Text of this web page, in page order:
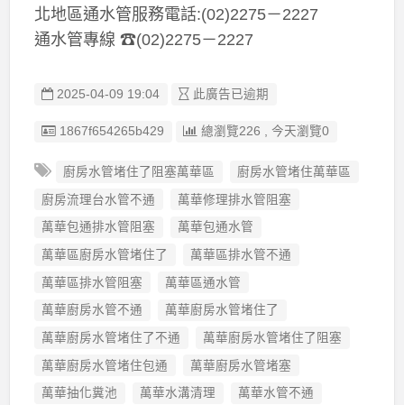
北地區通水管服務電話:(02)2275－2227
通水管專線 ☎(02)2275－2227
2025-04-09 19:04 此廣告已逾期
廣告编號
1867f654265b429 總瀏覽226 , 今天瀏覽0
廚房水管堵住了阻塞萬華區 廚房水管堵住萬華區
廚房流理台水管不通 萬華修理排水管阻塞
萬華包通排水管阻塞 萬華包通水管
萬華區廚房水管堵住了 萬華區排水管不通
萬華區排水管阻塞 萬華區通水管
萬華廚房水管不通 萬華廚房水管堵住了
萬華廚房水管堵住了不通 萬華廚房水管堵住了阻塞
萬華廚房水管堵住包通 萬華廚房水管堵塞
萬華抽化糞池 萬華水溝清理 萬華水管不通